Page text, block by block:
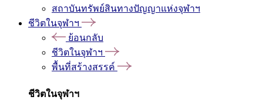
สถาบันทรัพย์สินทางปัญญาแห่งจุฬาฯ
ชีวิตในจุฬาฯ
ย้อนกลับ
ชีวิตในจุฬาฯ
พื้นที่สร้างสรรค์
ชีวิตในจุฬาฯ